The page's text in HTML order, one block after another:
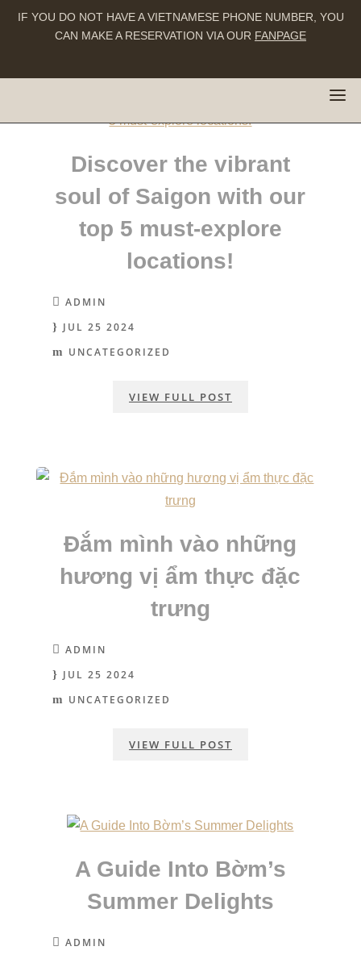
IF YOU DO NOT HAVE A VIETNAMESE PHONE NUMBER, YOU
CAN MAKE A RESERVATION VIA OUR FANPAGE
Discover the vibrant
soul of Saigon with our
top 5 must-explore
locations!
ADMIN
JUL 25 2024
UNCATEGORIZED
VIEW FULL POST
Đắm mình vào những
hương vị ẩm thực đặc
trưng
ADMIN
JUL 25 2024
UNCATEGORIZED
VIEW FULL POST
A Guide Into Bờm’s
Summer Delights
ADMIN